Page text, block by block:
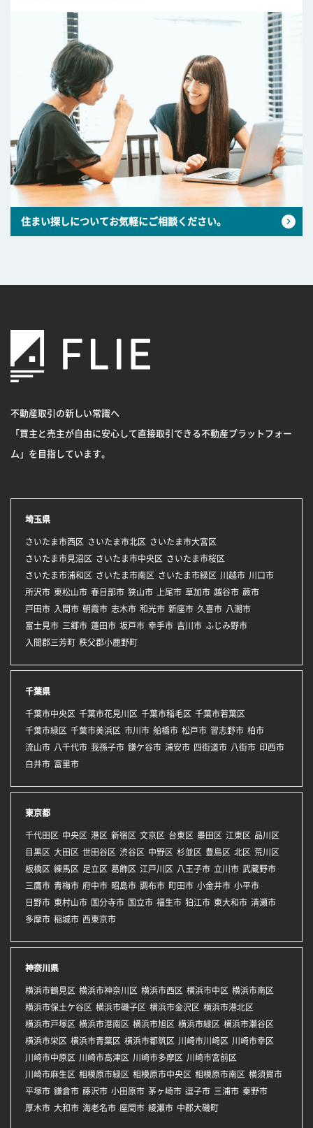
住まい探しについてお気軽にご相談ください。
不動産取引の新しい常識へ
「買主と売主が自由に安心して直接取引できる不動産プラットフォー
ム」を目指しています。
埼玉県
さいたま市西区 さいたま市北区
さいたま市大宮区
さいたま市見沼区
さいたま市中央区
さいたま市桜区
さいたま市浦和区
さいたま市南区 さいたま市緑区 川越市 川口市
所沢市 東松山市 春日部市 狭山市 上尾市 草加市 越谷市 蕨市
戸田市 入間市 朝霞市 志木市 和光市 新座市 久喜市 八潮市
富士見市 三郷市 蓮田市 坂戸市 幸手市 吉川市 ふじみ野市
入間郡三芳町 秩父郡小鹿野町
千葉県
千葉市中央区 千葉市花見川区 千葉市稲毛区 千葉市若葉区
千葉市緑区 千葉市美浜区 市川市 船橋市 松戸市 習志野市 柏市
流山市 八千代市 我孫子市 鎌ケ谷市 浦安市 四街道市 八街市 印西市
白井市 富里市
東京都
千代田区 中央区 港区 新宿区 文京区 台東区 墨田区 江東区 品川区
目黒区 大田区 世田谷区 渋谷区 中野区 杉並区 豊島区 北区 荒川区
板橋区 練馬区 足立区 葛飾区 江戸川区 八王子市 立川市 武蔵野市
三鷹市 青梅市 府中市 昭島市 調布市 町田市 小金井市 小平市
日野市 東村山市 国分寺市 国立市 福生市 狛江市 東大和市 清瀬市
多摩市 稲城市 西東京市
神奈川県
横浜市鶴見区 横浜市神奈川区 横浜市西区 横浜市中区 横浜市南区
横浜市保土ケ谷区 横浜市磯子区 横浜市金沢区 横浜市港北区
横浜市戸塚区 横浜市港南区 横浜市旭区 横浜市緑区 横浜市瀬谷区
横浜市栄区 横浜市青葉区 横浜市都筑区 川崎市川崎区 川崎市幸区
川崎市中原区 川崎市高津区 川崎市多摩区 川崎市宮前区
川崎市麻生区 相模原市緑区 相模原市中央区 相模原市南区 横須賀市
平塚市 鎌倉市 藤沢市 小田原市 茅ヶ崎市 逗子市 三浦市 秦野市
厚木市 大和市 海老名市 座間市 綾瀬市 中郡大磯町